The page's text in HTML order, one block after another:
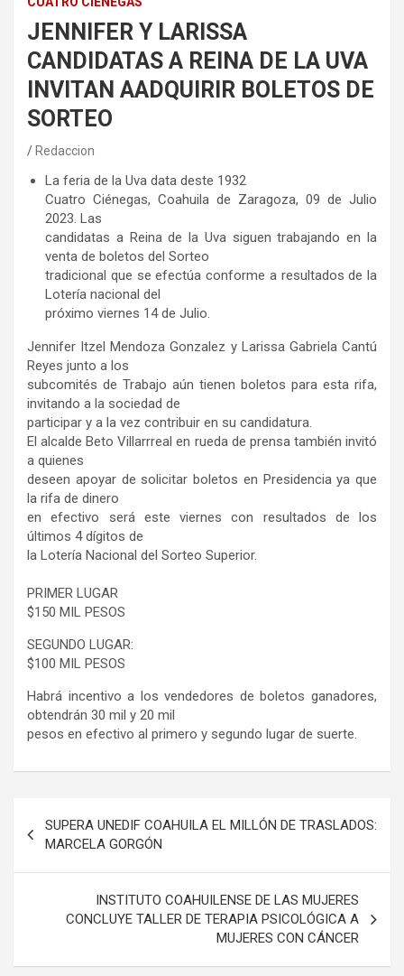
JENNIFER Y LARISSA
CANDIDATAS A REINA DE LA UVA
INVITAN AADQUIRIR BOLETOS DE
SORTEO
Redaccion
La feria de la Uva data deste 1932
Cuatro Ciénegas, Coahuila de Zaragoza, 09 de Julio
2023. Las
candidatas a Reina de la Uva siguen trabajando en la
venta de boletos del Sorteo
tradicional que se efectúa conforme a resultados de la
Lotería nacional del
próximo viernes 14 de Julio.
Jennifer Itzel Mendoza Gonzalez y Larissa Gabriela Cantú
Reyes junto a los
subcomités de Trabajo aún tienen boletos para esta rifa,
invitando a la sociedad de
participar y a la vez contribuir en su candidatura.
El alcalde Beto Villarrreal en rueda de prensa también invitó
a quienes
deseen apoyar de solicitar boletos en Presidencia ya que
la rifa de dinero
en efectivo será este viernes con resultados de los
últimos 4 dígitos de
la Lotería Nacional del Sorteo Superior.
PRIMER LUGAR
$150 MIL PESOS
SEGUNDO LUGAR:
$100 MIL PESOS
Habrá incentivo a los vendedores de boletos ganadores,
obtendrán 30 mil y 20 mil
pesos en efectivo al primero y segundo lugar de suerte.
de
entradas
SUPERA UNEDIF COAHUILA EL MILLÓN DE TRASLADOS:
MARCELA GORGÓN
INSTITUTO COAHUILENSE DE LAS MUJERES
CONCLUYE TALLER DE TERAPIA PSICOLÓGICA A
MUJERES CON CÁNCER